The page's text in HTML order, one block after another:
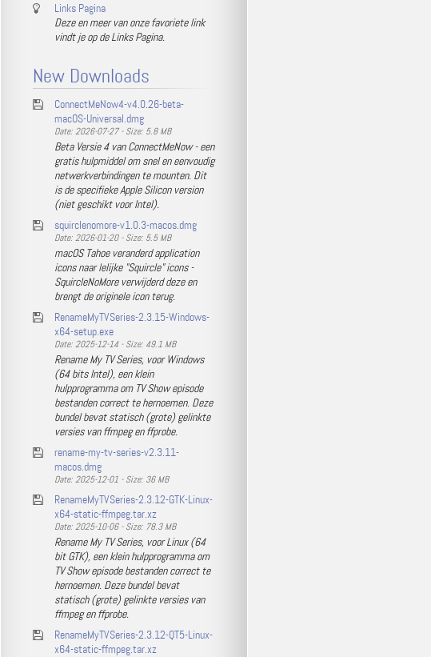
Links Pagina
Deze en meer van onze favoriete link
vindt je op de Links Pagina.
New Downloads
ConnectMeNow4-v4.0.26-beta-
macOS-Universal.dmg
Date: 2026-07-27 - Size: 5.8 MB
Beta Versie 4 van ConnectMeNow - een
gratis hulpmiddel om snel en eenvoudig
netwerkverbindingen te mounten. Dit
is de specifieke Apple Silicon version
(niet geschikt voor Intel).
squirclenomore-v1.0.3-macos.dmg
Date: 2026-01-20 - Size: 5.5 MB
macOS Tahoe veranderd application
icons naar lelijke "Squircle" icons -
SquircleNoMore verwijderd deze en
brengt de originele icon terug.
RenameMyTVSeries-2.3.15-Windows-
x64-setup.exe
Date: 2025-12-14 - Size: 49.1 MB
Rename My TV Series, voor Windows
(64 bits Intel), een klein
hulpprogramma om TV Show episode
bestanden correct te hernoemen. Deze
bundel bevat statisch (grote) gelinkte
versies van ffmpeg en ffprobe.
rename-my-tv-series-v2.3.11-
macos.dmg
Date: 2025-12-01 - Size: 36 MB
RenameMyTVSeries-2.3.12-GTK-Linux-
x64-static-ffmpeg.tar.xz
Date: 2025-10-06 - Size: 78.3 MB
Rename My TV Series, voor Linux (64
bit GTK), een klein hulpprogramma om
TV Show episode bestanden correct te
hernoemen. Deze bundel bevat
statisch (grote) gelinkte versies van
ffmpeg en ffprobe.
RenameMyTVSeries-2.3.12-QT5-Linux-
x64-static-ffmpeg.tar.xz